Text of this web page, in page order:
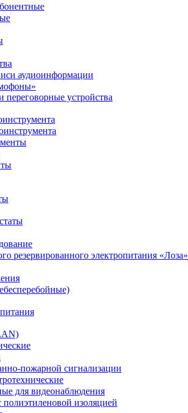
аудиоинформации
устройства
резервированного электропитания «Лоза»
пожарной сигнализации
для видеонаблюдения
изоляцией